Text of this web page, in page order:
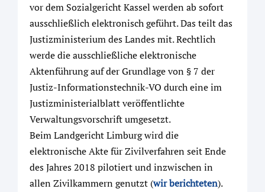
vor dem Sozialgericht Kassel werden ab sofort
ausschließlich elektronisch geführt. Das teilt das
Justizministerium des Landes mit. Rechtlich
werde die ausschließliche elektronische
Aktenführung auf der Grundlage von § 7 der
Justiz-Informationstechnik-VO durch eine im
Justizministerialblatt veröffentlichte
Verwaltungsvorschrift umgesetzt.
Beim Landgericht Limburg wird die
elektronische Akte für Zivilverfahren seit Ende
des Jahres 2018 pilotiert und inzwischen in
allen Zivilkammern genutzt (wir berichteten).